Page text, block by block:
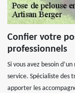
Confier votre
professionnels
Si vous avez besoin
service. Spécialiste des
apporter les